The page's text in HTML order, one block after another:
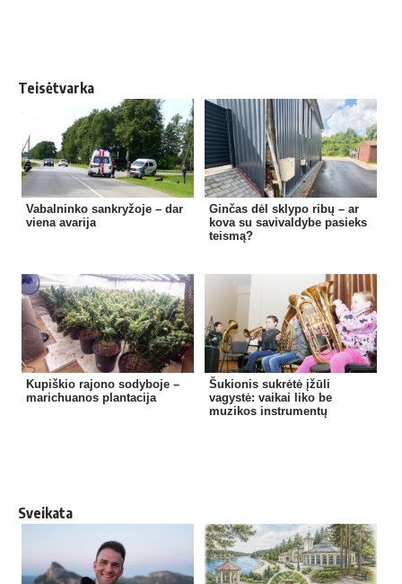
Teisėtvarka
Vabalninko sankryžoje – dar
viena avarija
Ginčas dėl sklypo ribų – ar
kova su savivaldybe pasieks
teismą?
Kupiškio rajono sodyboje –
marichuanos plantacija
Šukionis sukrėtė įžūli
vagystė: vaikai liko be
muzikos instrumentų
Sveikata